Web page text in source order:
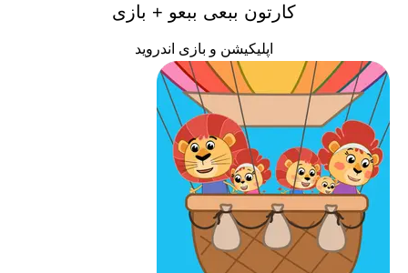
کارتون ببعی ببعو + بازی
اپلیکیشن و بازی اندروید